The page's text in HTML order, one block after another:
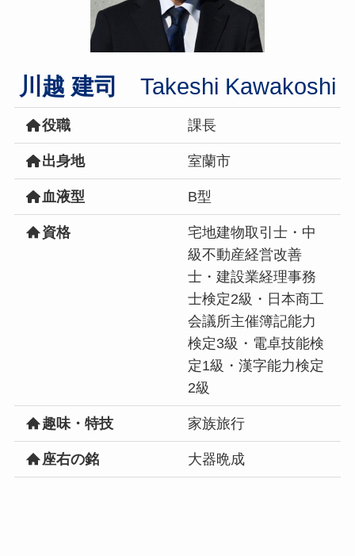
川越 建司 Takeshi Kawakoshi
役職 課長
出身地 室蘭市
血液型 B型
資格
宅地建物取引士・中
級不動産経営改善
士・建設業経理事務
士検定2級・日本商工
会議所主催簿記能力
検定3級・電卓技能検
定1級・漢字能力検定
2級
趣味・特技 家族旅行
座右の銘 大器晩成